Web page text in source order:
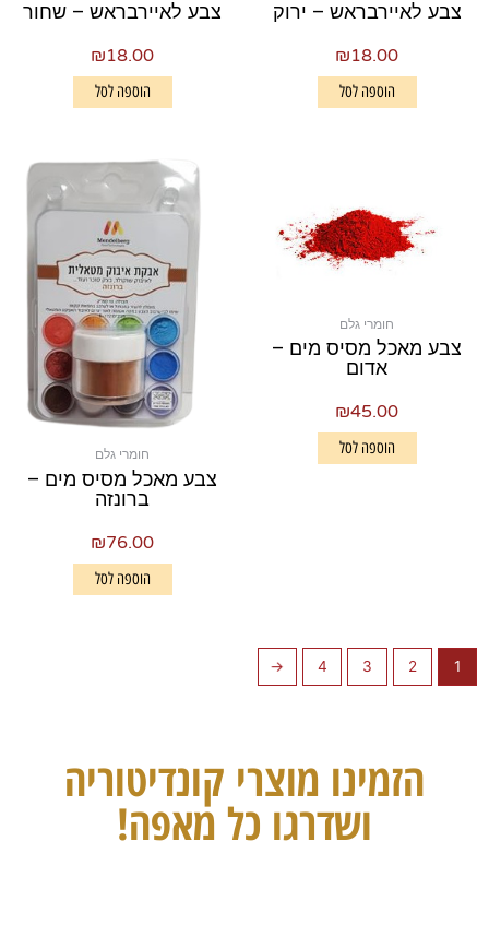
צבע לאיירבראש – ירוק
₪18.00
הוספה לסל
צבע לאיירבראש – שחור
₪18.00
הוספה לסל
חומרי גלם
צבע מאכל מסיס מים –
אדום
₪45.00
הוספה לסל חומרי גלם
צבע מאכל מסיס מים –
ברונזה
₪76.00
הוספה לסל
1
2
3
4
←
הזמינו מוצרי קונדיטוריה
ושדרגו כל מאפה!